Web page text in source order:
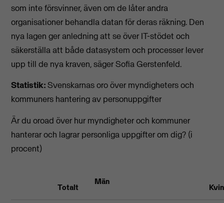
som inte försvinner, även om de låter andra
organisationer behandla datan för deras räkning. Den
nya lagen ger anledning att se över IT-stödet och
säkerställa att både datasystem och processer lever
upp till de nya kraven, säger Sofia Gerstenfeld.
Statistik:Svenskarnas oro över myndigheters och
kommuners hantering av personuppgifter
Är du oroad över hur myndigheter och kommuner
hanterar och lagrar personliga uppgifter om dig? (i
procent)
Totalt
Män